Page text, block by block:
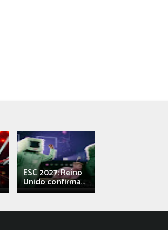
ESC 2027: Reino
Unido confirma...